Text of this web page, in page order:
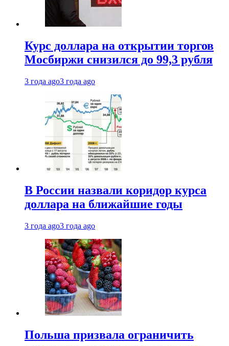
Курс доллара на открытии торгов
Мосбиржи снизился до 99,3 рубля
3 года ago3 года ago
В России назвали коридор курса
доллара на ближайшие годы
3 года ago3 года ago
Польша призвала ограничить